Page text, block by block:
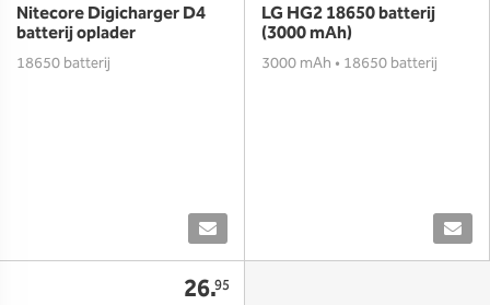
Nitecore Digicharger D4
batterij oplader
18650 batterij
LG HG2 18650 batterij
(3000 mAh)
3000 mAh • 18650 batterij
26.95